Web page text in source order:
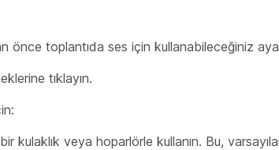
önce toplantıda ses için kullanabileceğiniz
tıklayın.
kulaklık veya hoparlörle kullanın. Bu,